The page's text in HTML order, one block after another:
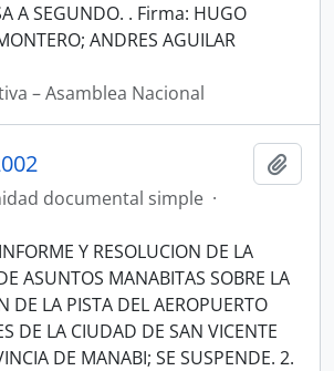
A SEGUNDO. . Firma: HUGO
ANDRES AGUILAR
– Asamblea Nacional
documental simple ·
Y RESOLUCION DE LA
ASUNTOS MANABITAS SOBRE LA
DE LA PISTA DEL AEROPUERTO
DE LA CIUDAD DE SAN VICENTE
DE MANABI; SE SUSPENDE. 2.